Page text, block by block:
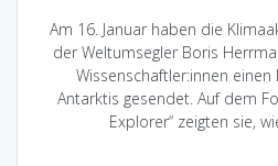
Am 16. Januar haben die
der Weltumsegler Boris
Wissenschaftler:innen
Antarktis gesendet. Auf dem
Explorer“ zeigten sie,